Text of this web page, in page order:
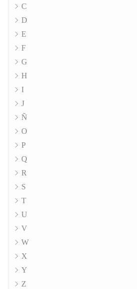
C
D
E
F
G
H
I
J
Ñ
O
P
Q
R
S
T
U
V
W
X
Y
Z